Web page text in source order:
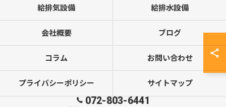
072-803-6441
給排気設備 給排水設備
会社概要 ブログ
コラム お問い合わせ
プライバシーポリシー サイトマップ